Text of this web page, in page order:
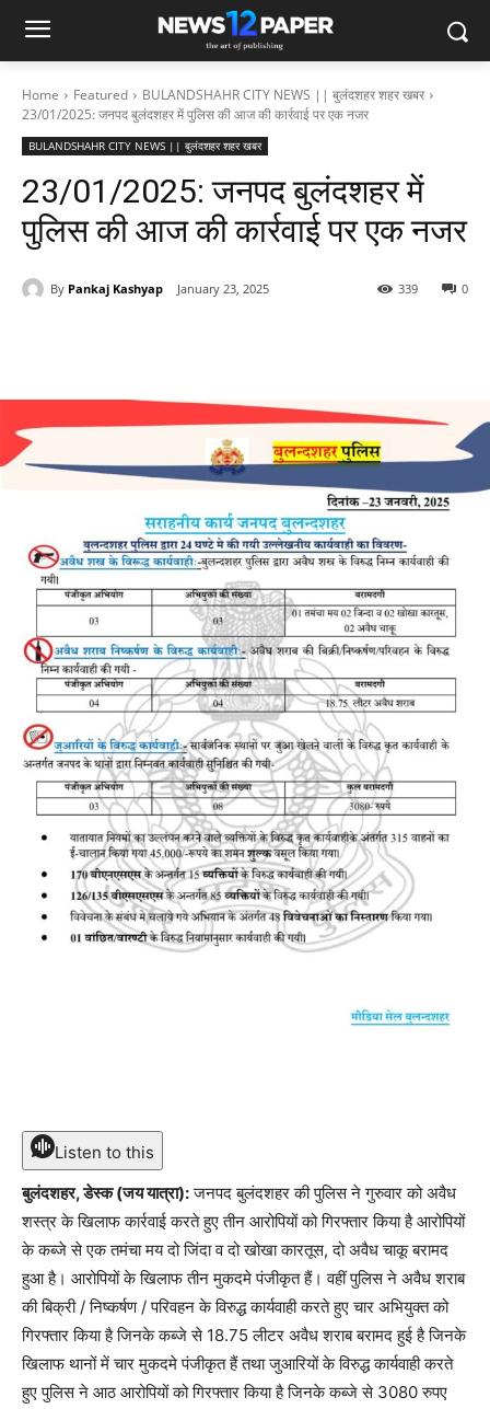
Home Featured
BULANDSHAHR CITY NEWS || बुलंदशहर शहर खबर
23/01/2025: जनपद बुलंदशहर में पुलिस की आज की कार्रवाई पर एक नजर
BULANDSHAHR CITY NEWS || बुलंदशहर शहर खबर
23/01/2025: जनपद बुलंदशहर में
पुलिस की आज की कार्रवाई पर एक नजर
By Pankaj Kashyap January 23, 2025 0
339
Listen to this
बुलंदशहर, डेस्क (जय यात्रा):जनपद बुलंदशहर की पुलिस ने गुरुवार को अवैध
शस्त्र के खिलाफ कार्रवाई करते हुए तीन आरोपियों को गिरफ्तार किया है आरोपियों
के कब्जे से एक तमंचा मय दो जिंदा व दो खोखा कारतूस, दो अवैध चाकू बरामद
हुआ है। आरोपियों के खिलाफ तीन मुकदमे पंजीकृत हैं। वहीं पुलिस ने अवैध शराब
की बिक्री / निष्कर्षण / परिवहन के विरुद्ध कार्यवाही करते हुए चार अभियुक्त को
गिरफ्तार किया है जिनके कब्जे से 18.75 लीटर अवैध शराब बरामद हुई है जिनके
खिलाफ थानों में चार मुकदमे पंजीकृत हैं तथा जुआरियों के विरुद्ध कार्यवाही करते
हुए पुलिस ने आठ आरोपियों को गिरफ्तार किया है जिनके कब्जे से 3080 रुपए